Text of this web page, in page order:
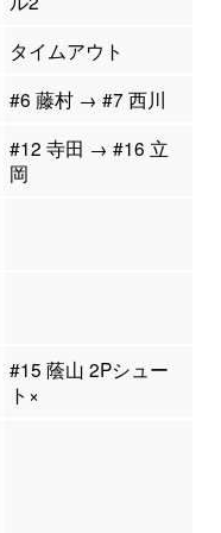
タイムアウト
#6 藤村 → #7 西川
#12 寺田 → #16 立
岡
#15 蔭山 2Pシュー
ト×